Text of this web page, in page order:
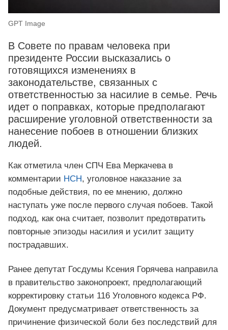
GPT Image
В Совете по правам человека при
президенте России высказались о
готовящихся изменениях в
законодательстве, связанных с
ответственностью за насилие в семье. Речь
идет о поправках, которые предполагают
расширение уголовной ответственности за
нанесение побоев в отношении близких
людей.
Как отметила член СПЧ Ева Меркачева в
комментарии НСН, уголовное наказание за
подобные действия, по ее мнению, должно
наступать уже после первого случая побоев. Такой
подход, как она считает, позволит предотвратить
повторные эпизоды насилия и усилит защиту
пострадавших.
Ранее депутат Госдумы Ксения Горячева направила
в правительство законопроект, предполагающий
корректировку статьи 116 Уголовного кодекса РФ.
Документ предусматривает ответственность за
причинение физической боли без последствий для